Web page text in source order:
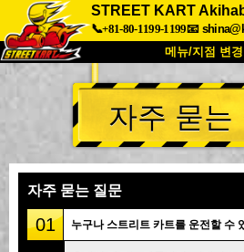
STREET KART
📞+81-80-1199-1199📧
메뉴/지점 변경
최상단
소개 사양
회사 정보
도쿄 시나가와 #1
자주 묻는
자주 묻는 질문
01 누구나 스트리트 카트를 운전할 수